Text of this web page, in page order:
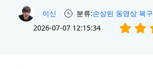
이신 분류:손상된 동영상 복구
2026-07-07 12:15:34